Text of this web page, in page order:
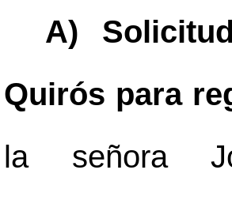
A)
Quirós para
la señora